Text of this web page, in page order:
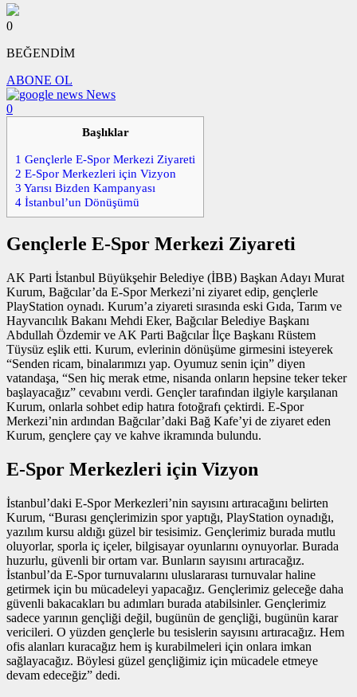
0
BEĞENDİM
ABONE OL
News
0
Başlıklar
1 Gençlerle E-Spor Merkezi Ziyareti
2 E-Spor Merkezleri için Vizyon
3 Yarısı Bizden Kampanyası
4 İstanbul’un Dönüşümü
Gençlerle E-Spor Merkezi Ziyareti
AK Parti İstanbul Büyükşehir Belediye (İBB) Başkan Adayı Murat
Kurum, Bağcılar’da E-Spor Merkezi’ni ziyaret edip, gençlerle
PlayStation oynadı. Kurum’a ziyareti sırasında eski Gıda, Tarım ve
Hayvancılık Bakanı Mehdi Eker, Bağcılar Belediye Başkanı
Abdullah Özdemir ve AK Parti Bağcılar İlçe Başkanı Rüstem
Tüysüz eşlik etti. Kurum, evlerinin dönüşüme girmesini isteyerek
“Senden ricam, binalarımızı yap. Oyumuz senin için” diyen
vatandaşa, “Sen hiç merak etme, nisanda onların hepsine teker teker
başlayacağız” cevabını verdi. Gençler tarafından ilgiyle karşılanan
Kurum, onlarla sohbet edip hatıra fotoğrafı çektirdi. E-Spor
Merkezi’nin ardından Bağcılar’daki Bağ Kafe’yi de ziyaret eden
Kurum, gençlere çay ve kahve ikramında bulundu.
E-Spor Merkezleri için Vizyon
İstanbul’daki E-Spor Merkezleri’nin sayısını artıracağını belirten
Kurum, “Burası gençlerimizin spor yaptığı, PlayStation oynadığı,
yazılım kursu aldığı güzel bir tesisimiz. Gençlerimiz burada mutlu
oluyorlar, sporla iç içeler, bilgisayar oyunlarını oynuyorlar. Burada
huzurlu, güvenli bir ortam var. Bunların sayısını artıracağız.
İstanbul’da E-Spor turnuvalarını uluslararası turnuvalar haline
getirmek için bu mücadeleyi yapacağız. Gençlerimiz geleceğe daha
güvenli bakacakları bu adımları burada atabilsinler. Gençlerimiz
sadece yarının gençliği değil, bugünün de gençliği, bugünün karar
vericileri. O yüzden gençlerle bu tesislerin sayısını artıracağız. Hem
ofis alanları kuracağız hem iş kurabilmeleri için onlara imkan
sağlayacağız. Böylesi güzel gençliğimiz için mücadele etmeye
devam edeceğiz” dedi.